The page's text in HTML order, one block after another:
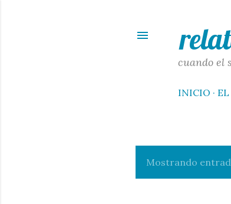
cuando el
INICIO
Mostrando